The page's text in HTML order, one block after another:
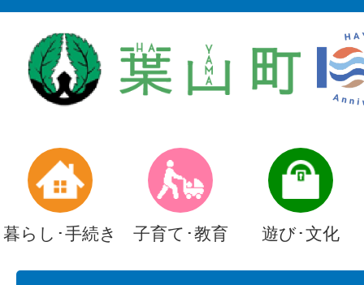
暮らし･手続き 子育て･教育 遊び･文化